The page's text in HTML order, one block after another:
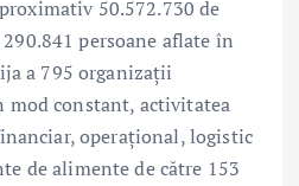
50.572.730 de
persoane aflate în
a 795 organizații
mod constant, activitatea
operațional, logistic
de alimente de către 153